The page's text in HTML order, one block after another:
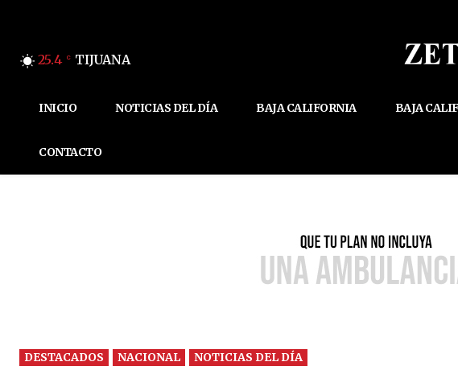
25.4 C TIJUANA
INICIO NOTICIAS DEL DÍA BAJA CALIFORNIA BAJA
CONTACTO
DESTACADOS NACIONAL NOTICIAS DEL DÍA